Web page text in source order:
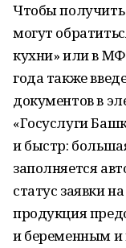
Чтобы получить
могут
кухни» или в
года также
документов в
«Госуслуги
и быстр:
заполняется
статус заявки
продукция
и беременным